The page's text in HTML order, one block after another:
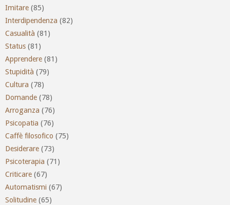
Imitare (85)
Interdipendenza (82)
Casualità (81)
Status (81)
Apprendere (81)
Stupidità (79)
Cultura (78)
Domande (78)
Arroganza (76)
Psicopatia (76)
Caffè filosofico (75)
Desiderare (73)
Psicoterapia (71)
Criticare (67)
Automatismi (67)
Solitudine (65)